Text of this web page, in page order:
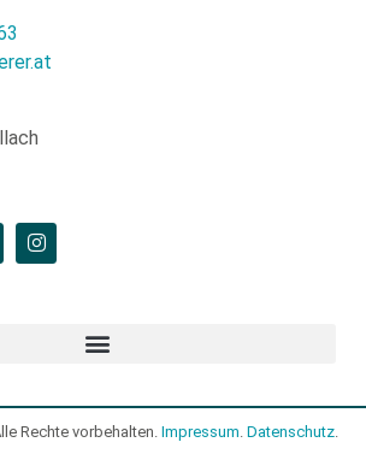
Rechte vorbehalten. Impressum Datenschutz